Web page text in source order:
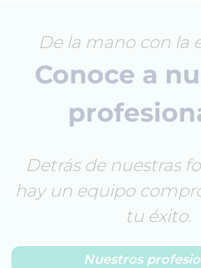
De la mano con la
Conoce a
Detrás de nuestras
hay un equipo
tu éxito.
Nuestros